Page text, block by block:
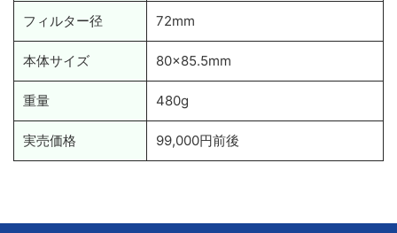
フィルター径 72mm
本体サイズ 80x85.5mm
重量 480g
実売価格 99,000円前後